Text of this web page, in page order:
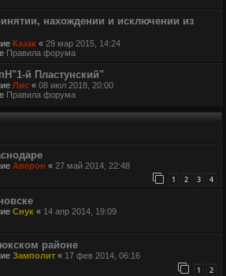
нахождении и исключении из
Казак « 29 мар 2015, 14:24
Правила форума
й Пластунский"
Лис « 08 июл 2018, 20:00
Правила форума
Аверон « 27 май 2014, 22:48
1 2 3 4
Снук « 14 апр 2014, 19:09
районе
Замполит « 17 фев 2014, 06:16
1 2